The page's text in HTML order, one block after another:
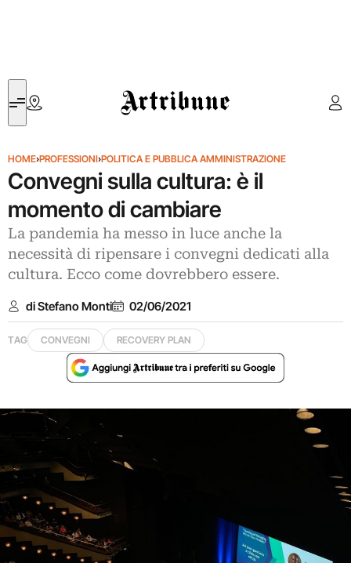
Artribune
HOME›PROFESSIONI›POLITICA E PUBBLICA AMMINISTRAZIONE
Convegni sulla cultura: è il
momento di cambiare
La pandemia ha messo in luce anche la
necessità di ripensare i convegni dedicati alla
cultura. Ecco come dovrebbero essere.
di Stefano Monti 02/06/2021
TAG CONVEGNI RECOVERY PLAN